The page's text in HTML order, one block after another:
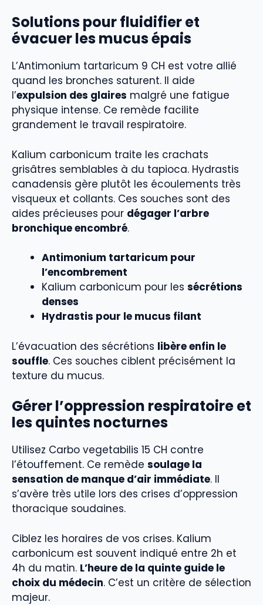
Solutions pour fluidifier et
évacuer les mucus épais
L’Antimonium tartaricum 9 CH est votre allié
quand les bronches saturent. Il aide
l’expulsion des glaires malgré une fatigue
physique intense. Ce remède facilite
grandement le travail respiratoire.
Kalium carbonicum traite les crachats
grisâtres semblables à du tapioca. Hydrastis
canadensis gère plutôt les écoulements très
visqueux et collants. Ces souches sont des
aides précieuses pour dégager l’arbre
bronchique encombré.
Antimonium tartaricum pour
l’encombrement
Kalium carbonicum pour les sécrétions
denses
Hydrastis pour le mucus filant
L’évacuation des sécrétions libère enfin le
souffle. Ces souches ciblent précisément la
texture du mucus.
Gérer l’oppression respiratoire et
les quintes nocturnes
Utilisez Carbo vegetabilis 15 CH contre
l’étouffement. Ce remède soulage la
sensation de manque d’air immédiate. Il
s’avère très utile lors des crises d’oppression
thoracique soudaines.
Ciblez les horaires de vos crises. Kalium
carbonicum est souvent indiqué entre 2h et
4h du matin. L’heure de la quinte guide le
choix du médecin. C’est un critère de sélection
majeur.